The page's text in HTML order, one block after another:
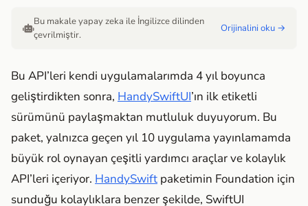
Bu makale yapay zeka ile İngilizce dilinden
çevrilmiştir.
Orijinalini oku →
Bu API’leri kendi uygulamalarımda 4 yıl boyunca
geliştirdikten sonra, HandySwiftUI’ın ilk etiketli
sürümünü paylaşmaktan mutluluk duyuyorum. Bu
paket, yalnızca geçen yıl 10 uygulama yayınlamamda
büyük rol oynayan çeşitli yardımcı araçlar ve kolaylık
API’leri içeriyor. HandySwift paketimin Foundation için
sunduğu kolaylıklara benzer şekilde, SwiftUI